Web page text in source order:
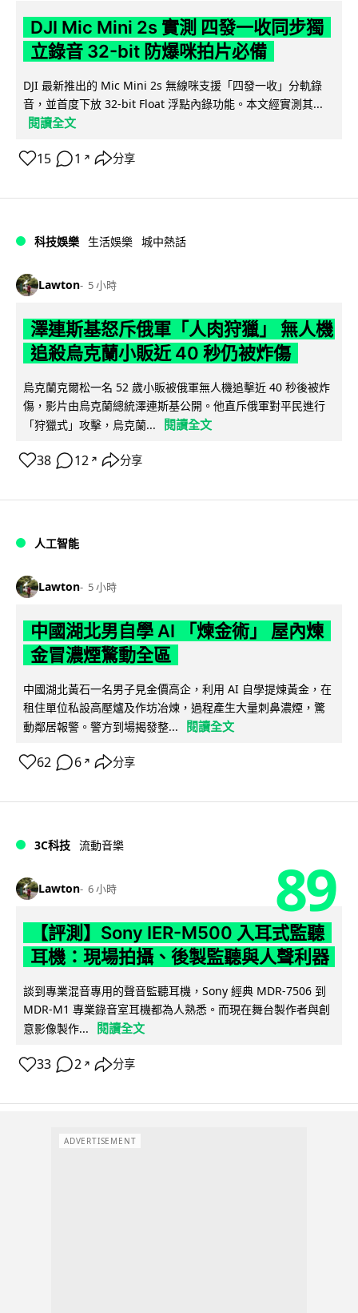
DJI Mic Mini 2s 實測 四發一收同步獨
立錄音 32-bit 防爆咪拍片必備
DJI 最新推出的 Mic Mini 2s 無線咪支援「四發一收」分軌錄
音，並首度下放 32-bit Float 浮點內錄功能。本文經實測其...
閱讀全文
15 1 ↗ 分享
科技娛樂 生活娛樂 城中熱話
Lawton 5 小時
澤連斯基怒斥俄軍「人肉狩獵」 無人機
追殺烏克蘭小販近 40 秒仍被炸傷
烏克蘭克爾松一名 52 歲小販被俄軍無人機追擊近 40 秒後被炸
傷，影片由烏克蘭總統澤連斯基公開。他直斥俄軍對平民進行
「狩獵式」攻擊，烏克蘭...
閱讀全文
38 12 ↗ 分享
人工智能
Lawton 5 小時
中國湖北男自學 AI 「煉金術」 屋內煉
金冒濃煙驚動全區
中國湖北黃石一名男子見金價高企，利用 AI 自學提煉黃金，在
租住單位私設高壓爐及作坊冶煉，過程產生大量刺鼻濃煙，驚
動鄰居報警。警方到場揭發整...
閱讀全文
62 6 ↗ 分享
3C科技 流動音樂
Lawton 6 小時 89
【評測】Sony IER-M500 入耳式監聽
耳機：現場拍攝、後製監聽與人聲利器
談到專業混音專用的聲音監聽耳機，Sony 經典 MDR-7506 到
MDR-M1 專業錄音室耳機都為人熟悉。而現在舞台製作者與創
意影像製作...
閱讀全文
33 2 ↗ 分享
ADVERTISEMENT